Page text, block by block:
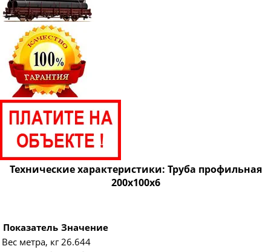
Труба профильная 160х100
Труба профильная 160х120
Труба профильная 160х140
Труба профильная 180х60
Труба профильная 180х80
Труба профильная 180х100
Труба профильная 180х120
Труба профильная 180х125
Труба профильная 180х140
Труба профильная 200х120
Труба профильная 230х100
Технические характеристики: Труба профильная
200х100х6
Показатель Значение
Вес метра, кг 26.644